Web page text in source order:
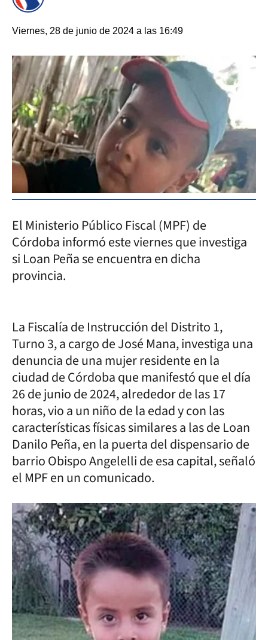
Viernes, 28 de junio de 2024 a las 16:49
El Ministerio Público Fiscal (MPF) de
Córdoba informó este viernes que investiga
si Loan Peña se encuentra en dicha
provincia.
La Fiscalía de Instrucción del Distrito 1,
Turno 3, a cargo de José Mana, investiga una
denuncia de una mujer residente en la
ciudad de Córdoba que manifestó que el día
26 de junio de 2024, alrededor de las 17
horas, vio a un niño de la edad y con las
características físicas similares a las de Loan
Danilo Peña, en la puerta del dispensario de
barrio Obispo Angelelli de esa capital, señaló
el MPF en un comunicado.